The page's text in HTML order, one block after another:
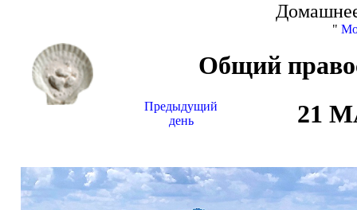
"
Общий
Предыдущий
день
21